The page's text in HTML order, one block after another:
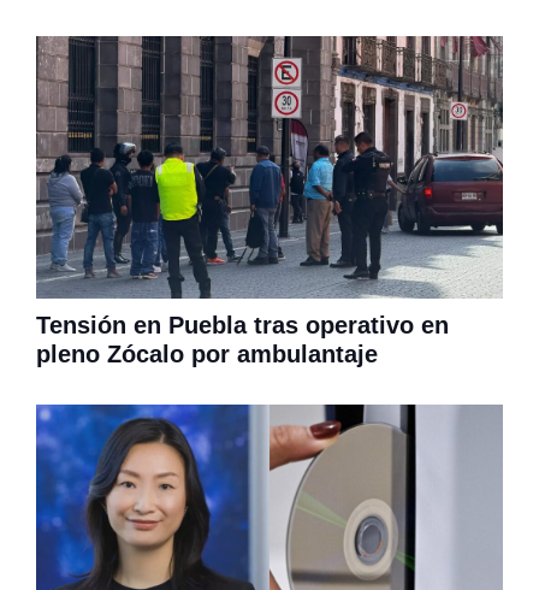
Tensión en Puebla tras operativo en
pleno Zócalo por ambulantaje